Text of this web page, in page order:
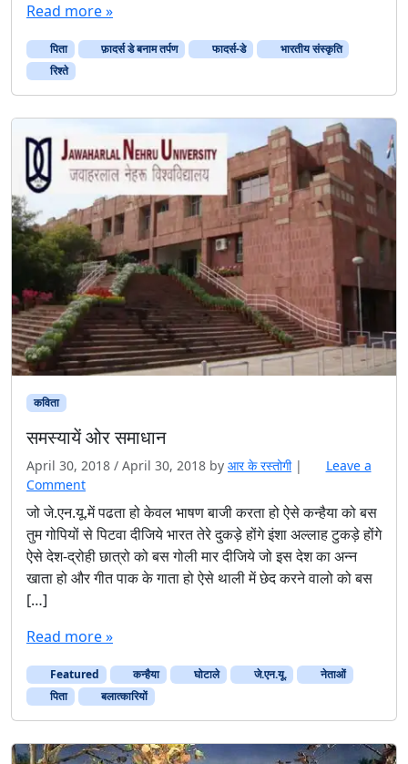
Read more »
पिता फ़ादर्स डे बनाम तर्पण फादर्स-डे
भारतीय संस्कृति
रिश्ते
कविता
समस्यायें ओर समाधान
April 30, 2018 / April 30, 2018 by आर के रस्तोगी |
Leave a
Comment
जो जे.एन.यू.में पढता हो केवल भाषण बाजी करता हो ऐसे कन्हैया को बस
तुम गोपियों से पिटवा दीजिये भारत तेरे दुकड़े होंगे इंशा अल्लाह टुकड़े होंगे
ऐसे देश-द्रोही छात्रो को बस गोली मार दीजिये जो इस देश का अन्न
खाता हो और गीत पाक के गाता हो ऐसे थाली में छेद करने वालो को बस
[…]
Read more »
Featured कन्हैया घोटाले जे.एन.यू.
नेताओं
पिता
बलात्कारियों